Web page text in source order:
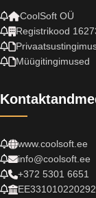
CoolSoft OÜ
Registrikood
Müügitingimused
www.coolsoft.ee
info@coolsoft.ee
+372 5301 6651